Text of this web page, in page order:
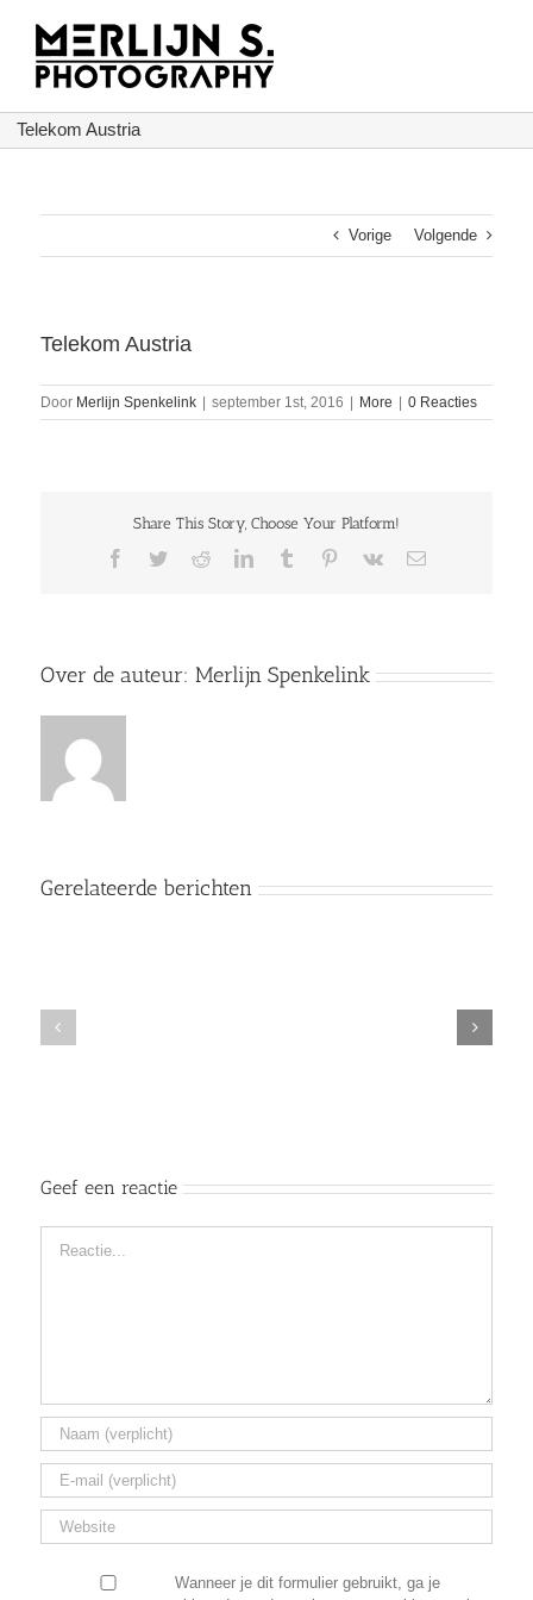
inhoud
Telekom Austria
Vorige Volgende
Telekom Austria
Door Merlijn Spenkelink september 1st, 2016 More 0 Reacties
Share This Story, Choose Your Platform!
Facebook
TwitterRedditLinkedInTumblr Pinterest
Vk
E-
Over de auteur: Merlijn Spenkelink
Gerelateerde berichten
Geef een reactie
Wanneer je dit formulier gebruikt, ga je